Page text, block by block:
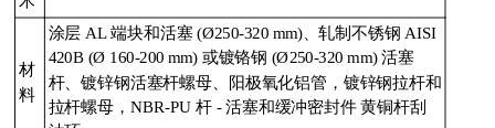
材
料
涂层 AL 端块和活塞 (Ø250-320 mm)、轧制不锈钢 AISI
420B (Ø 160-200 mm) 或镀铬钢 (Ø250-320 mm) 活塞
杆、镀锌钢活塞杆螺母、阳极氧化铝管，镀锌钢拉杆和
拉杆螺母，NBR-PU 杆 - 活塞和缓冲密封件 黄铜杆刮